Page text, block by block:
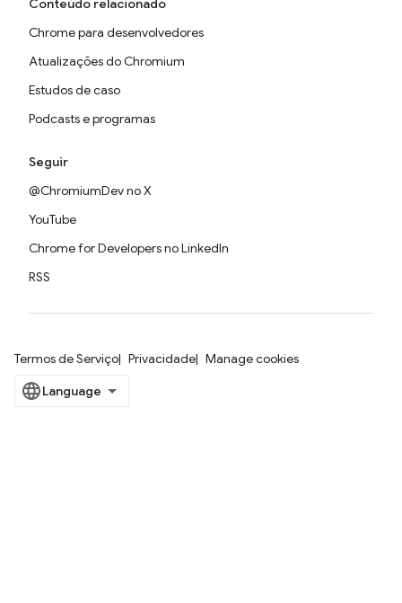
Conteúdo relacionado
Chrome para desenvolvedores
Atualizações do Chromium
Estudos de caso
Podcasts e programas
Seguir
@ChromiumDev no X
YouTube
Chrome for Developers no LinkedIn
RSS
Termos de Serviço Privacidade Manage cookies